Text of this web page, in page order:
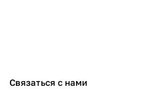
Связаться с нами